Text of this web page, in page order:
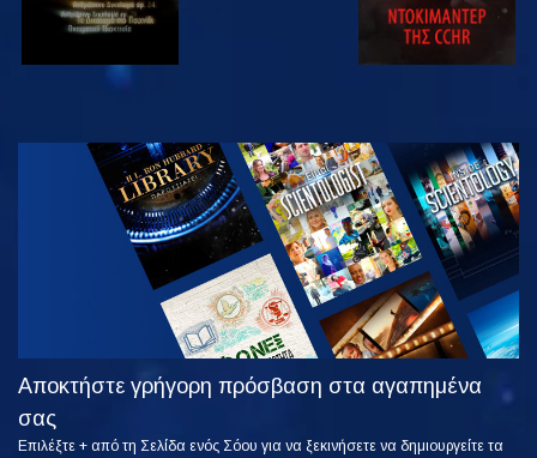
ΠΑΡΑΚΟΛΟΥΘΗΣΤΕ
ΕΞΕΡΕΥΝΗΣΤΕ
ΤΗ ΣΕΙΡΑ
Αποκτήστε γρήγορη πρόσβαση στα αγαπημένα
σας
Επιλέξτε + από τη Σελίδα ενός Σόου για να ξεκινήσετε να δημιουργείτε τα